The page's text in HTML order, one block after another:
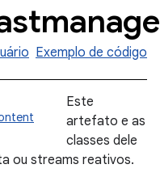
Exemplo de código
Este
artefato e as
classes dele
ou streams reativos.